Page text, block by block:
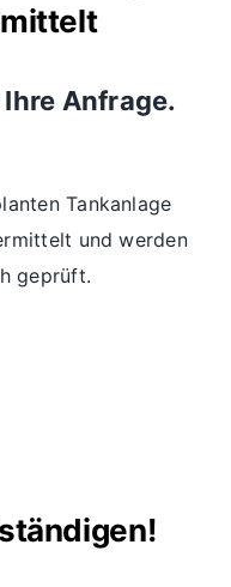
Anfrage.
Tankanlage
und werden
geprüft.